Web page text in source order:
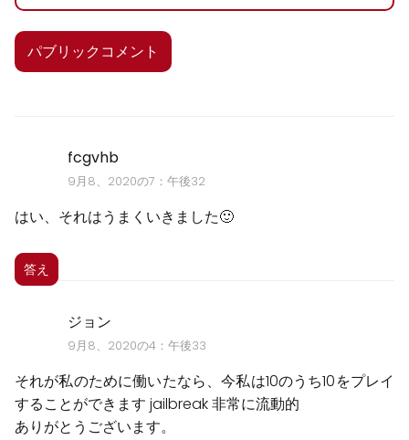
fcgvhb
9月8、2020の7：午後32
はい、それはうまくいきました🙂
答え
ジョン
9月8、2020の4：午後33
それが私のために働いたなら、今私は10のうち10をプレイ
することができます jailbreak 非常に流動的
ありがとうございます。